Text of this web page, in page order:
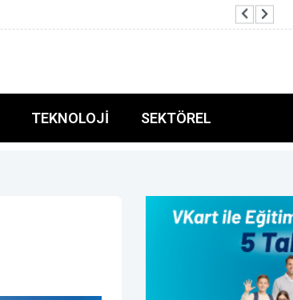
TEKNOLOJI SEKTÖREL